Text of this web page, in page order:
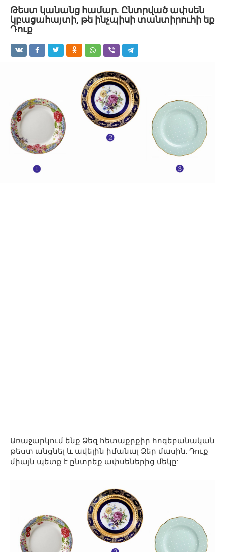
Թեստ կանանց համար. Ընտրված ափսեն
կբացահայտի, թե ինչպիսի տանտիրուհի եք
Դուք
Առաջարկում ենք Ձեզ հետաքրքիր հոգեբանական
թեստ անցնել և ավելին իմանալ Ձեր մասին: Դուք
միայն պետք է ընտրեք ափսեներից մեկը: